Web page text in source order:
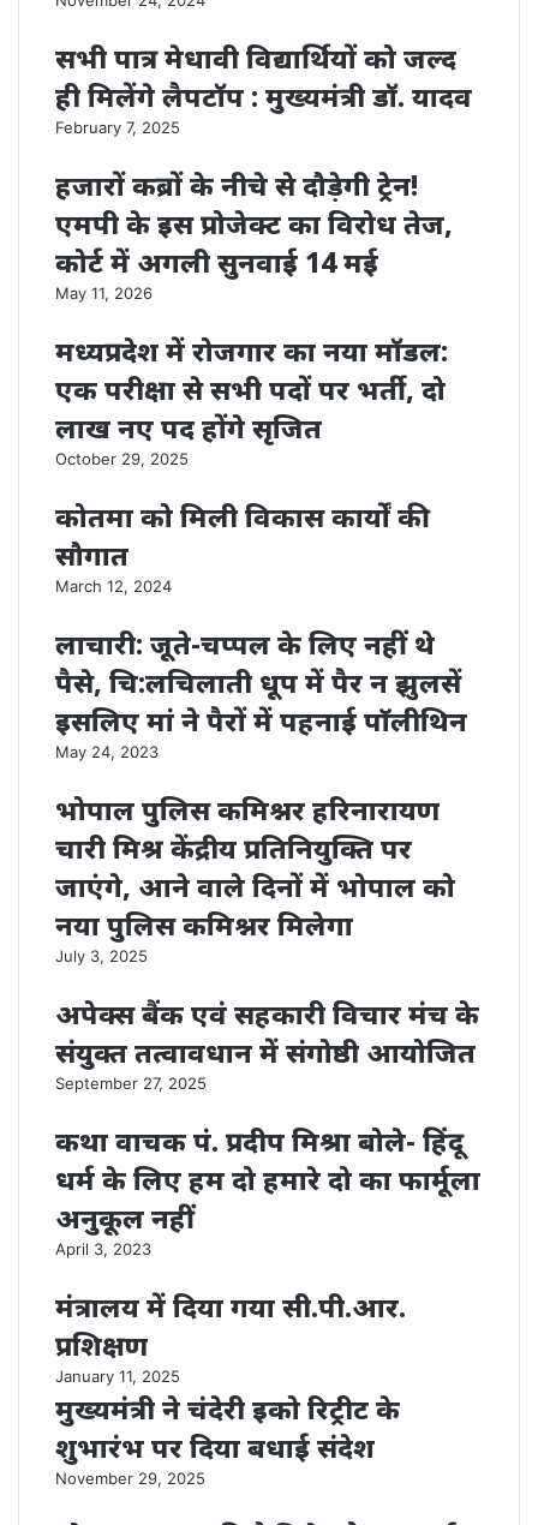
सभी पात्र मेधावी विद्यार्थियों को जल्द
ही मिलेंगे लैपटॉप : मुख्यमंत्री डॉ. यादव
February 7, 2025
हजारों कब्रों के नीचे से दौड़ेगी ट्रेन!
एमपी के इस प्रोजेक्ट का विरोध तेज,
कोर्ट में अगली सुनवाई 14 मई
May 11, 2026
मध्यप्रदेश में रोजगार का नया मॉडल:
एक परीक्षा से सभी पदों पर भर्ती, दो
लाख नए पद होंगे सृजित
October 29, 2025
कोतमा को मिली विकास कार्यों की
सौगात
March 12, 2024
लाचारी: जूते-चप्पल के लिए नहीं थे
पैसे, चि:लचिलाती धूप में पैर न झुलसें
इसलिए मां ने पैरों में पहनाई पाॅलीथिन
May 24, 2023
भोपाल पुलिस कमिश्नर हरिनारायण
चारी मिश्र केंद्रीय प्रतिनियुक्ति पर
जाएंगे, आने वाले दिनों में भोपाल को
नया पुलिस कमिश्नर मिलेगा
July 3, 2025
अपेक्स बैंक एवं सहकारी विचार मंच के
संयुक्त तत्वावधान में संगोष्ठी आयोजित
September 27, 2025
कथा वाचक पं. प्रदीप मिश्रा बोले- हिंदू
धर्म के लिए हम दो हमारे दो का फार्मूला
अनुकूल नहीं
April 3, 2023
मंत्रालय में दिया गया सी.पी.आर.
प्रशिक्षण
January 11, 2025
मुख्यमंत्री ने चंदेरी इको रिट्रीट के
शुभारंभ पर दिया बधाई संदेश
November 29, 2025